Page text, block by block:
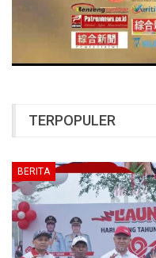
TERPOPULER
BERITA